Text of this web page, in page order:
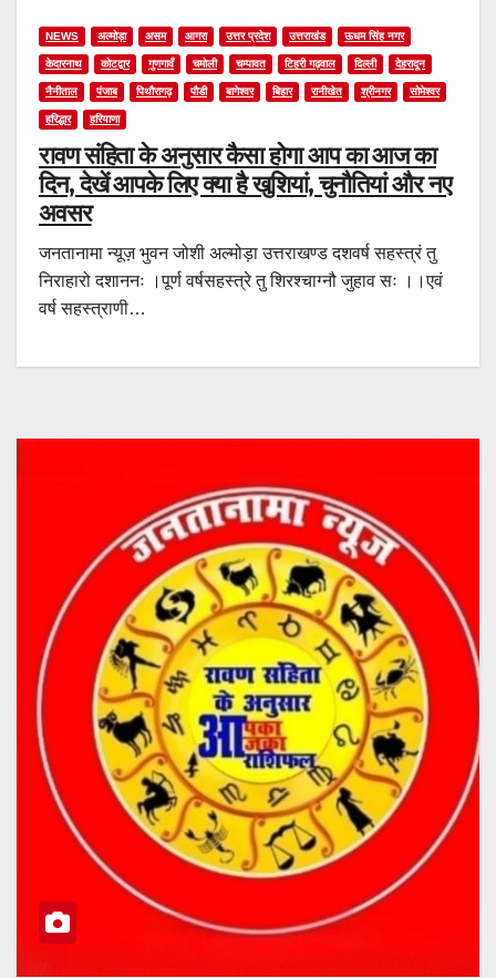
NEWS अल्मोड़ा असम आगरा उत्तर प्रदेश उत्तराखंड ऊधम सिंह नगर
केदारनाथ कोटद्वार गुणगावँ चमोली चम्पावत टिहरी गढ़वाल दिल्ली देहरादून
नैनीताल पंजाब पिथौरागढ़ पौडी बागेश्वर बिहार रानीखेत श्रीनगर सोमेश्वर
हरिद्धार हरियाणा
रावण संहिता के अनुसार कैसा होगा आप का आज का
दिन, देखें आपके लिए क्या है खुशियां, चुनौतियां और नए
अवसर
जनतानामा न्यूज़ भुवन जोशी अल्मोड़ा उत्तराखण्ड दशवर्ष सहस्त्रं तु
निराहारो दशाननः ।पूर्ण वर्षसहस्त्रे तु शिरश्चाग्नौ जुहाव सः ।।एवं
वर्ष सहस्त्राणी…